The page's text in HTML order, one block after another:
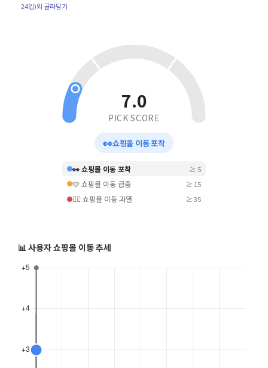
24입)외 골라담기
7.0
PICK SCORE
👀쇼핑몰 이동 포착
👀 쇼핑몰 이동 포착 ≥ 5
🩷 쇼핑몰 이동 급증 ≥ 15
❤️‍🔥 쇼핑몰 이동 과열 ≥ 35
📊 사용자 쇼핑몰 이동 추세